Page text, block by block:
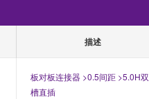
描述
板对板连接器 >0.5间距 >5.0H双
槽直插